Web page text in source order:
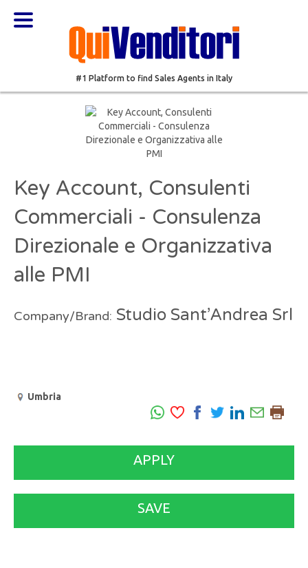
#1 Platform to find Sales Agents in Italy
Key Account, Consulenti
Commerciali - Consulenza
Direzionale e Organizzativa
alle PMI
Company/Brand: Studio Sant’Andrea Srl
Umbria
APPLY
SAVE